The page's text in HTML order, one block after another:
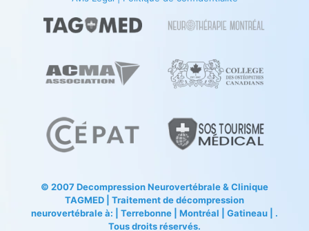
© 2007Decompression Neurovertébrale& Clinique
TAGMED | Traitement de décompression
neurovertébrale à: | Terrebonne | Montréal | Gatineau | .
Tous droits réservés.